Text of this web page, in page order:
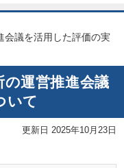
会議を活用した評価の実
運営推進会議
いて
更新日 2025年10月23日